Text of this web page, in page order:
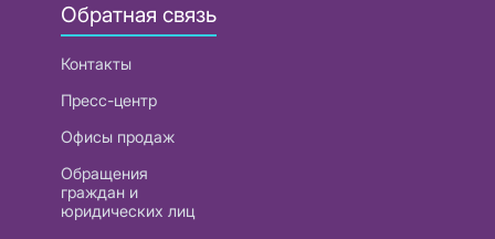
Обратная связь
Контакты
Пресс-центр
Офисы продаж
Обращения
граждан и
юридических лиц